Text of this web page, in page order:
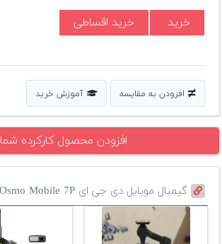
قیمت
دوربینخرید خرید اقساطی
افزودن به مقایسه آموزش خرید
افزودن محصول کارکرده شما
گیمبال موبایل دی جی ای DJI Osmo Mobile 7P دست دوم